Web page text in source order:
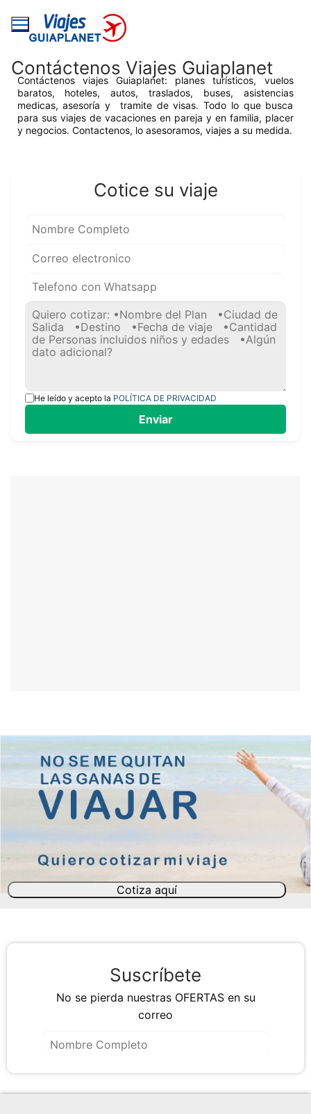
contenido
Contáctenos Viajes Guiaplanet
Contáctenos viajes Guiaplanet: planes turísticos, vuelos
baratos, hoteles, autos, traslados, buses, asistencias
medicas, asesoría y tramite de visas. Todo lo que busca
para sus viajes de vacaciones en pareja y en familia, placer
y negocios. Contactenos, lo asesoramos, viajes a su medida.
Cotice su viaje
He leído y acepto la POLÍTICA DE PRIVACIDAD
Enviar
Cotiza aquí
Suscríbete
No se pierda nuestras OFERTAS en su
correo